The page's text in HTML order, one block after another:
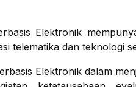
Elektronik
telematika dan teknologi
Elektronik dalam